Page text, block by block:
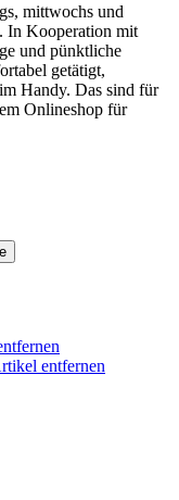
mittwochs und
In Kooperation mit
und pünktliche
getätigt,
Handy. Das sind für
Onlineshop für
entfernen